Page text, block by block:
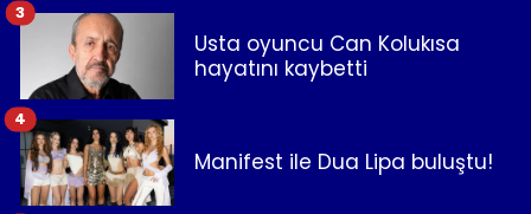
Usta oyuncu Can Kolukısa
hayatını kaybetti
3
Manifest ile Dua Lipa buluştu!
4